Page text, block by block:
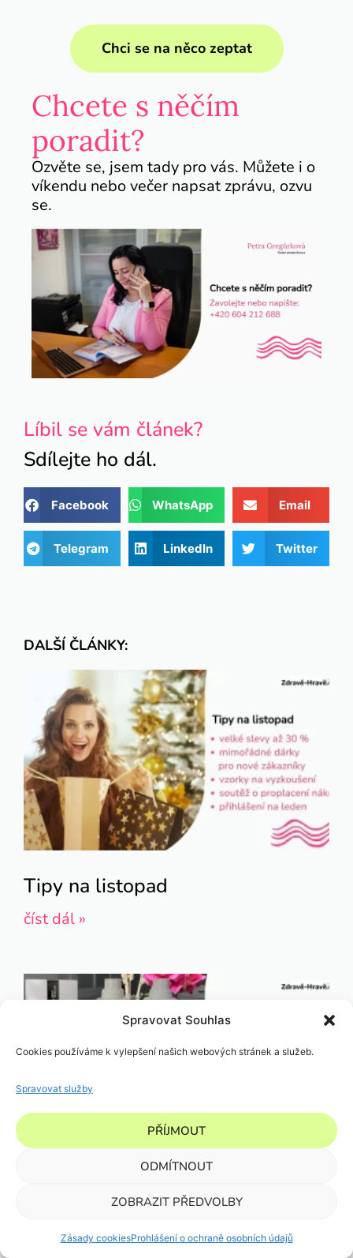
Spravovat Souhlas
Cookies používáme k vylepšení našich webových stránek a služeb.
Spravovat služby
PŘÍJMOUT
ODMÍTNOUT
ZOBRAZIT PŘEDVOLBY
Zásady cookiesProhlášení o ochraně osobních údajů
Chci se na něco zeptat
Chcete s něčím
poradit?
Ozvěte se, jsem tady pro vás. Můžete i o
víkendu nebo večer napsat zprávu, ozvu
se.
Líbil se vám článek?
Sdílejte ho dál.
Facebook WhatsApp Email
Telegram LinkedIn Twitter
DALŠÍ ČLÁNKY:
Tipy na listopad
číst dál »
Co nepřehlédnout v říjnu